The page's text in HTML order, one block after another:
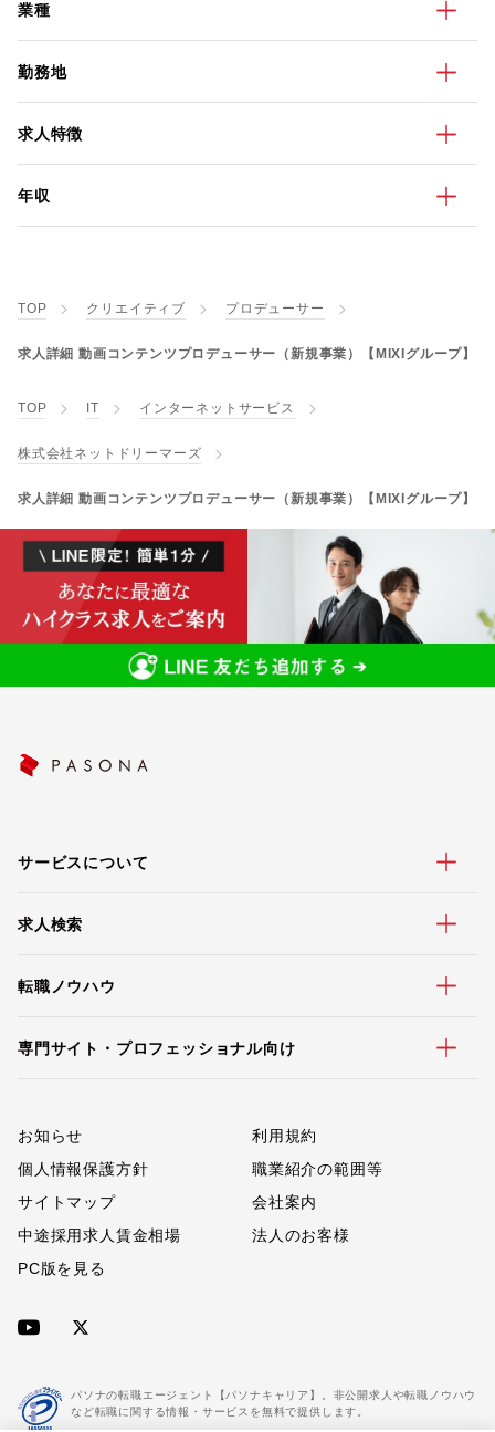
業種
勤務地
求人特徴
年収
TOP クリエイティブ プロデューサー
求人詳細 動画コンテンツプロデューサー（新規事業）【MIXIグループ】
TOP IT インターネットサービス
株式会社ネットドリーマーズ
求人詳細 動画コンテンツプロデューサー（新規事業）【MIXIグループ】
サービスについて
求人検索
転職ノウハウ
専門サイト・プロフェッショナル向け
お知らせ
利用規約
個人情報保護方針
職業紹介の範囲等
サイトマップ
会社案内
中途採用求人賃金相場
法人のお客様
PC版を見る
パソナの転職エージェント【パソナキャリア】。非公開求人や転職ノウハウ
など転職に関する情報・サービスを無料で提供します。